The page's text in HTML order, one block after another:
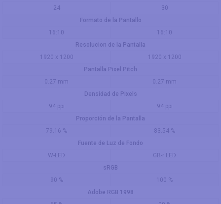
24
30
Formato de la Pantallo
16:10
16:10
Resolucion de la Pantalla
1920 x 1200
1920 x 1200
Pantalla Pixel Pitch
0.27 mm
0.27 mm
Densidad de Pixels
94 ppi
94 ppi
Proporción de la Pantalla
79.16 %
83.54 %
Fuente de Luz de Fondo
W-LED
GB-r LED
sRGB
90 %
100 %
Adobe RGB 1998